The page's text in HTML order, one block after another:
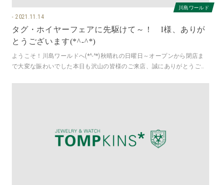
川島ワールド
2021.11.14
タグ・ホイヤーフェアに先駆けて～！ I様、ありが
とうございます(*^-^*)
ようこそ！川島ワールドへ(*^-^*)秋晴れの日曜日～オープンから閉店ま
で大変な賑わいでした本日も沢山の皆様のご来店、誠にありがとうござ